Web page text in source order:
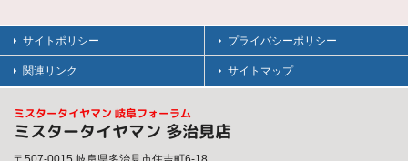
サイトポリシー プライバシーポリシー
関連リンク サイトマップ
ミスタータイヤマン 岐阜フォーラム
ミスタータイヤマン 多治見店